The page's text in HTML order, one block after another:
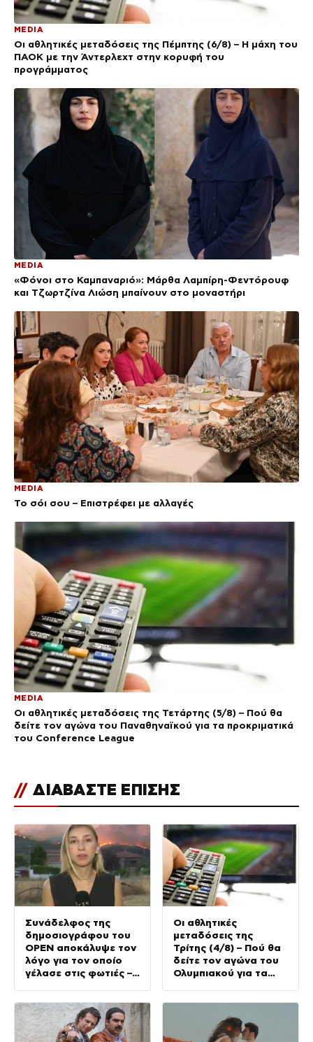
MEDIA
Οι αθλητικές μεταδόσεις της Πέμπτης (6/8) – Η μάχη του
ΠΑΟΚ με την Άντερλεχτ στην κορυφή του
προγράμματος
MEDIA
«Φόνοι στο Καμπαναριό»: Μάρθα Λαμπίρη-Φεντόρουφ
και Τζωρτζίνα Λιώση μπαίνουν στο μοναστήρι
MEDIA
Το σόι σου – Επιστρέφει με αλλαγές
MEDIA
Οι αθλητικές μεταδόσεις της Τετάρτης (5/8) – Πού θα
δείτε τον αγώνα του Παναθηναϊκού για τα προκριματικά
του Conference League
// ΔΙΑΒΑΣΤΕ ΕΠΙΣΗΣ
Συνάδελφος της
δημοσιογράφου του
OPEN αποκάλυψε τον
λόγο για τον οποίο
γέλασε στις φωτιές –
Οι αθλητικές
μεταδόσεις της
Τρίτης (4/8) – Πού θα
δείτε τον αγώνα του
Ολυμπιακού για τα